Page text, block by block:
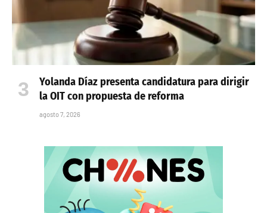
Yolanda Díaz presenta candidatura para dirigir
la OIT con propuesta de reforma
agosto 7, 2026